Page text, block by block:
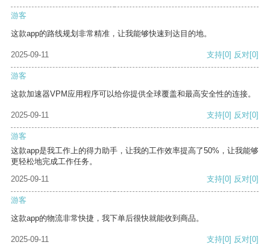
游客
这款app的路线规划非常精准，让我能够快速到达目的地。
2025-09-11 支持[0] 反对[0]
游客
这款加速器VPM应用程序可以给你提供全球覆盖和最高安全性的连接。
2025-09-11 支持[0] 反对[0]
游客
这款app是我工作上的得力助手，让我的工作效率提高了50%，让我能够
更轻松地完成工作任务。
2025-09-11
支持[0] 反对[0]
游客
这款app的物流非常快捷，我下单后很快就能收到商品。
2025-09-11 支持[0] 反对[0]